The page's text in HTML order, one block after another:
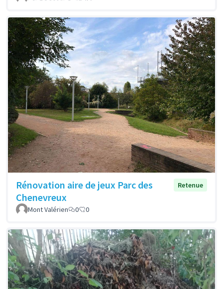
Rénovation aire de jeux Parc des
Chenevreux
Retenue
Mont Valérien 0 0